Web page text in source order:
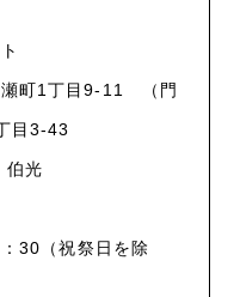
瀬町1丁目9-11 （門
目3-43
伯光
30（祝祭日を除